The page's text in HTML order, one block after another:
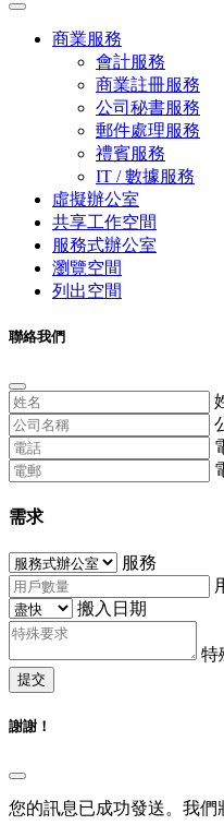
商業服務
會計服務
商業註冊服務
公司秘書服務
郵件處理服務
禮賓服務
IT / 數據服務
虛擬辦公室
共享工作空間
服務式辦公室
瀏覽空間
列出空間
聯絡我們
需求
服務
搬入日期
特
提交
謝謝！
您的訊息已成功發送。我們